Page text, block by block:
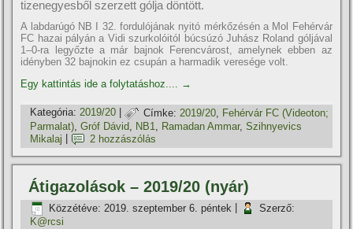
tizenegyesből szerzett gólja döntött.
A labdarúgó NB I 32. fordulójának nyitó mérkőzésén a Mol Fehérvár
FC hazai pályán a Vidi szurkolóitól búcsúzó Juhász Roland góljával
1–0-ra legyőzte a már bajnok Ferencvárost, amelynek ebben az
idényben 32 bajnokin ez csupán a harmadik veresége volt.
Egy kattintás ide a folytatáshoz.... →
Kategória: 2019/20 | Címke: 2019/20 Fehérvár FC (Videoton;
Parmalat),Gróf Dávid, NB1, Ramadan Ammar,Szihnyevics
Mikalaj
2 hozzászólás
Átigazolások – 2019/20 (nyár)
Közzétéve: 2019. szeptember 6. péntek
Szerző:
K@rcsi